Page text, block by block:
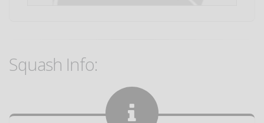
Squash Info: